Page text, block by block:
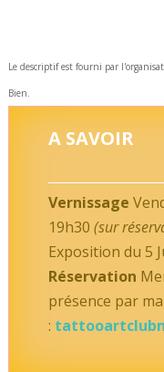
Le descriptif est fourni par
Bien.
A SAVOIR
Vernissage
19h30 (sur
Exposition du 5
Réservation
présence par
: